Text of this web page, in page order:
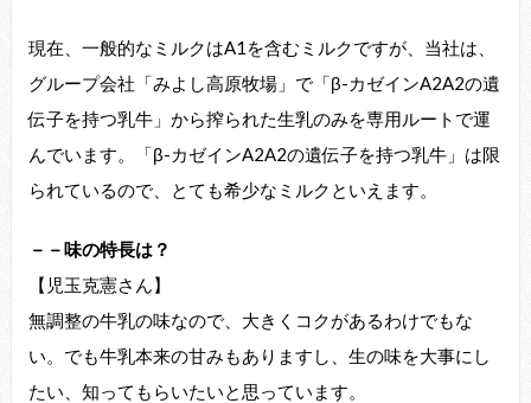
現在、一般的なミルクはA1を含むミルクですが、当社は、
グループ会社「みよし高原牧場」で「β-カゼインA2A2の遺
伝子を持つ乳牛」から搾られた生乳のみを専用ルートで運
んでいます。「β-カゼインA2A2の遺伝子を持つ乳牛」は限
られているので、とても希少なミルクといえます。
－－味の特長は？
【児玉克憲さん】
無調整の牛乳の味なので、大きくコクがあるわけでもな
い。でも牛乳本来の甘みもありますし、生の味を大事にし
たい、知ってもらいたいと思っています。